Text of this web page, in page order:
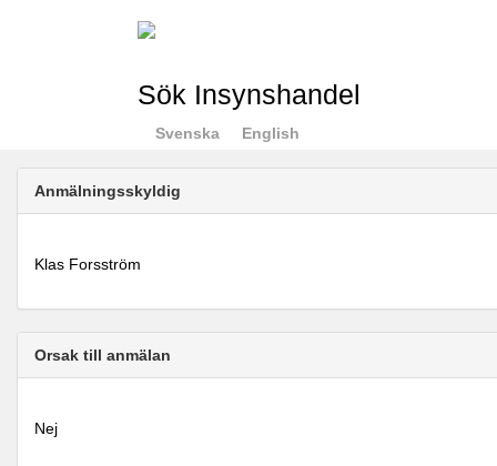
Sök Insynshandel
Svenska English
Anmälningsskyldig
Klas Forsström
Orsak till anmälan
Nej